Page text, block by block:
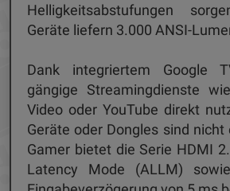
Helligkeitsabstufungen
Geräte liefern 3.000 ANSI-
Dank integriertem Google
gängige Streamingdienste
Video oder YouTube direkt
Geräte oder Dongles sind nicht
Gamer bietet die Serie HDMI
Latency Mode (ALLM)